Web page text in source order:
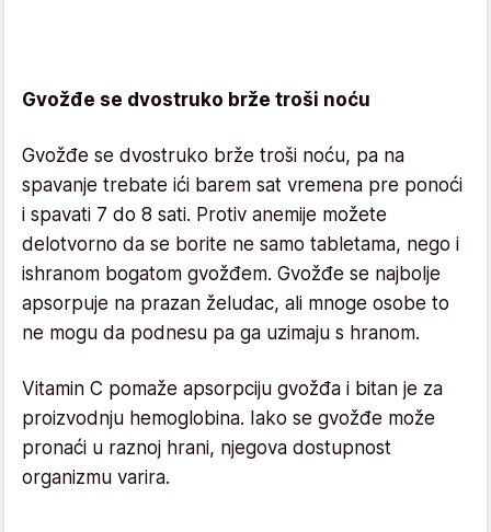
Gvožđe se dvostruko brže troši noću
Gvožđe se dvostruko brže troši noću, pa na
spavanje trebate ići barem sat vremena pre ponoći
i spavati 7 do 8 sati. Protiv anemije možete
delotvorno da se borite ne samo tabletama, nego i
ishranom bogatom gvožđem. Gvožđe se najbolje
apsorpuje na prazan želudac, ali mnoge osobe to
ne mogu da podnesu pa ga uzimaju s hranom.
Vitamin C pomaže apsorpciju gvožđa i bitan je za
proizvodnju hemoglobina. Iako se gvožđe može
pronaći u raznoj hrani, njegova dostupnost
organizmu varira.